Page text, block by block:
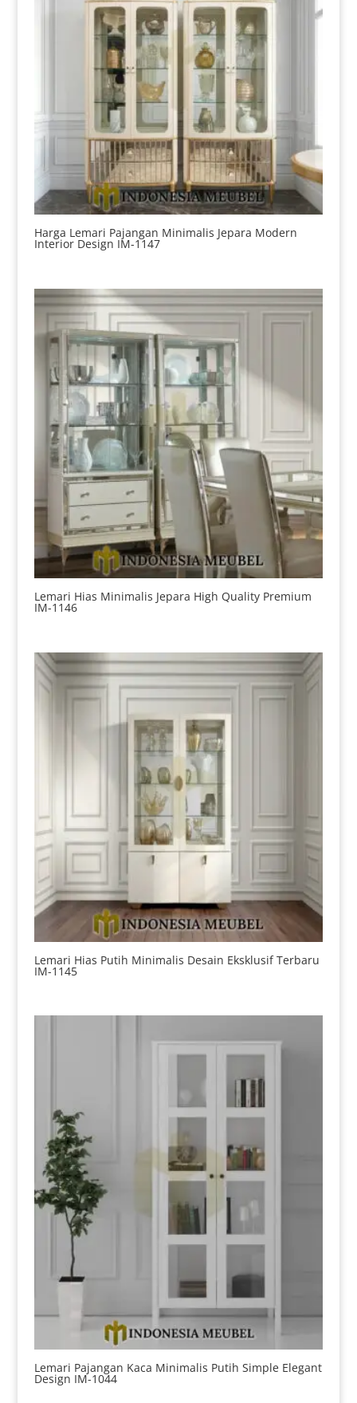
Harga Lemari Pajangan Minimalis Jepara Modern
Interior Design IM-1147
Lemari Hias Minimalis Jepara High Quality Premium
IM-1146
Lemari Hias Putih Minimalis Desain Eksklusif Terbaru
IM-1145
Lemari Pajangan Kaca Minimalis Putih Simple Elegant
Design IM-1044